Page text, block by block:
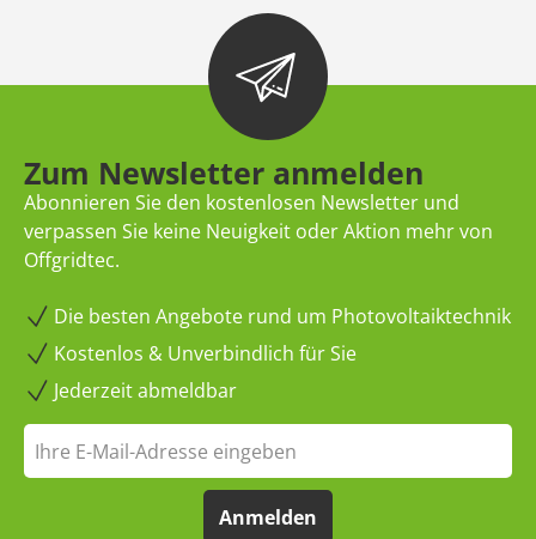
Zum Newsletter anmelden
Abonnieren Sie den kostenlosen Newsletter und
verpassen Sie keine Neuigkeit oder Aktion mehr von
Offgridtec.
Die besten Angebote rund um Photovoltaiktechnik
Kostenlos & Unverbindlich für Sie
Jederzeit abmeldbar
Anmelden